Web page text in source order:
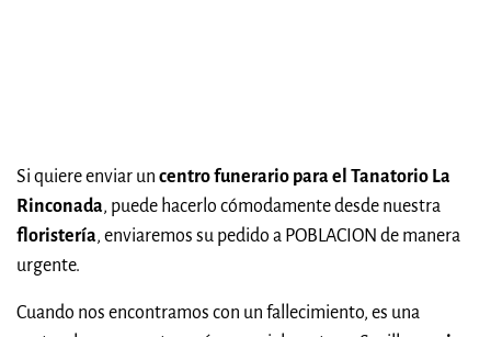
Si quiere enviar un centro funerario para el Tanatorio La
Rinconada, puede hacerlo cómodamente desde nuestra
floristería, enviaremos su pedido a POBLACION de manera
urgente.
Cuando nos encontramos con un fallecimiento, es una